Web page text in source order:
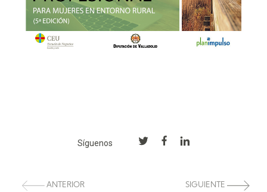
Síguenos
ANTERIOR SIGUIENTE